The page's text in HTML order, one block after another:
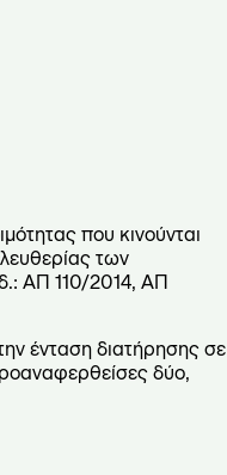
που κινούνται
των
ΑΠ 110/2014, ΑΠ
ένταση διατήρησης σε
δύο,